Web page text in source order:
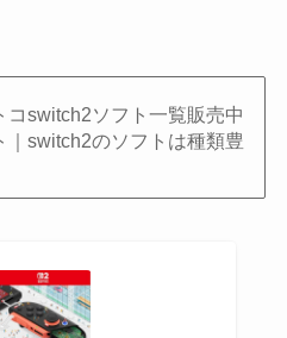
コswitch2ソフト一覧販売中
｜switch2のソフトは種類豊